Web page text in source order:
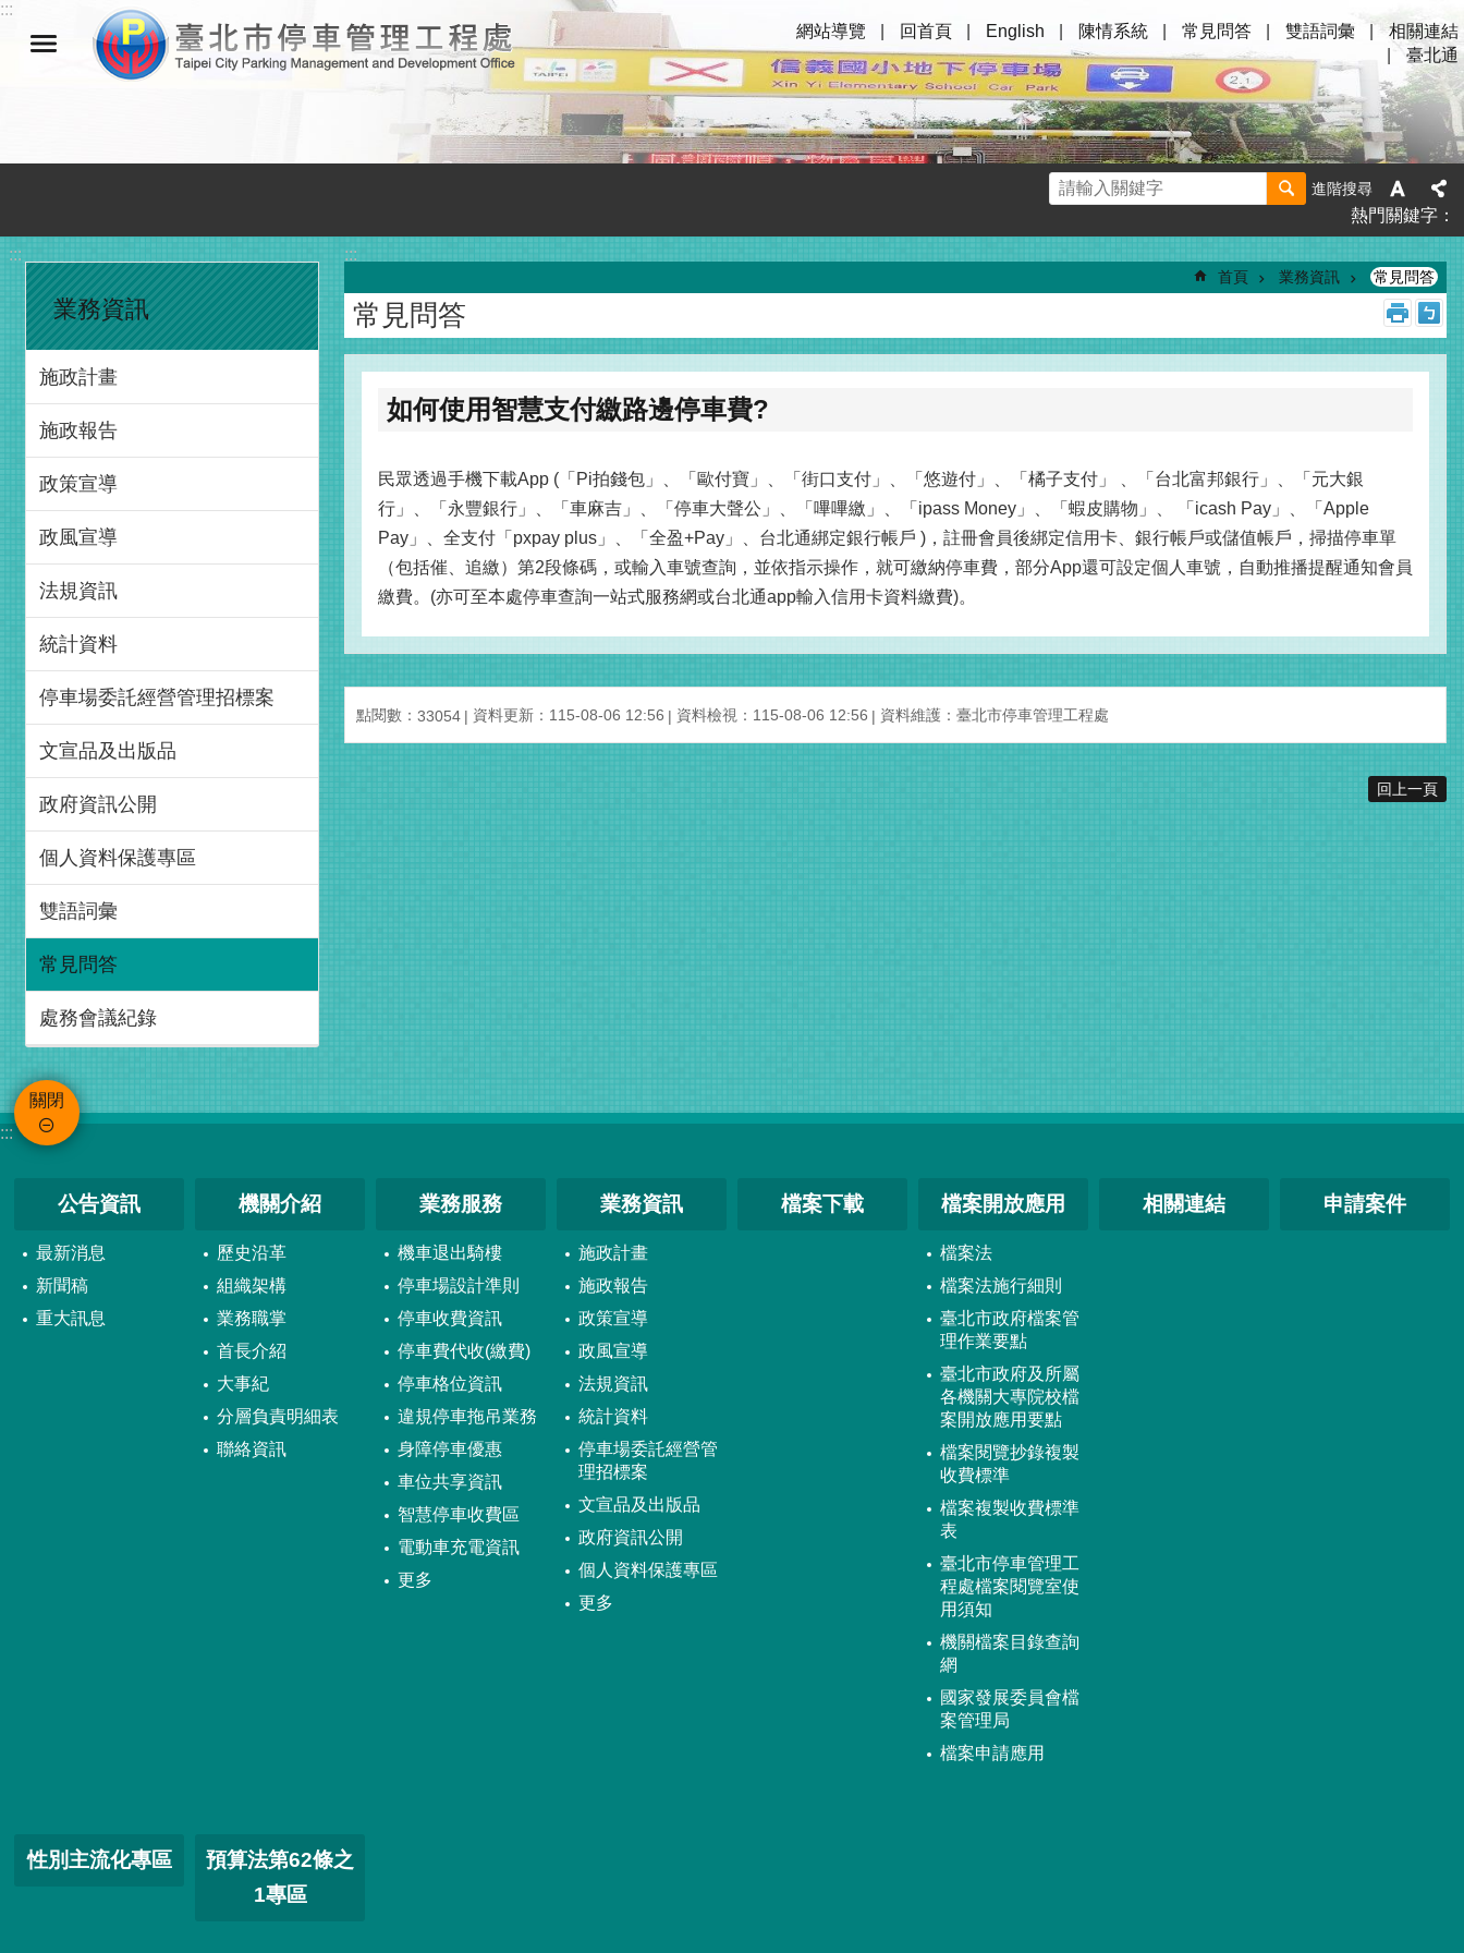
跳到主要內容區塊
:::
網站導覽
回首頁 English 陳情系統 常見問答 雙語詞彙
相關連結
臺北通
進階搜尋
熱門關鍵字
:::
業務資訊
施政計畫
施政報告
政策宣導
政風宣導
法規資訊
統計資料
停車場委託經營管理招標案
文宣品及出版品
政府資訊公開
個人資料保護專區
雙語詞彙
常見問答
處務會議紀錄
:::
首頁 業務資訊 常見問答
常見問答
如何使用智慧支付繳路邊停車費?
民眾透過手機下載App (「Pi拍錢包」、「歐付寶」、「街口支付」、「悠遊付」、「橘子支付」 、「台北富邦銀行」、「元大銀
行」、「永豐銀行」、「車麻吉」、「停車大聲公」、「嗶嗶繳」、「ipass Money」、「蝦皮購物」
、
「icash Pay」、「Apple
Pay」、全支付「pxpay plus」、「全盈+Pay」、台北通綁定銀行帳戶 )，註冊會員後綁定信用卡、銀行帳戶或儲值帳戶，掃描停車單
（包括催、追繳）第2段條碼，或輸入車號查詢，並依指示操作，就可繳納停車費，部分App還可設定個人車號，自動推播提醒通知會員
繳費。(亦可至本處停車查詢一站式服務網或台北通app輸入信用卡資料繳費)。
點閱數： 33054 資料更新：115-08-06 12:56 資料檢視：115-08-06 12:56 資料維護：臺北市停車管理工程處
回上一頁
關閉
:::
公告資訊
最新消息
新聞稿
重大訊息
機關介紹
歷史沿革
組織架構
業務職掌
首長介紹
大事紀
分層負責明細表
聯絡資訊
業務服務
機車退出騎樓
停車場設計準則
停車收費資訊
停車費代收(繳費)
停車格位資訊
違規停車拖吊業務
身障停車優惠
車位共享資訊
智慧停車收費區
電動車充電資訊
更多
業務資訊
施政計畫
施政報告
政策宣導
政風宣導
法規資訊
統計資料
停車場委託經營管
理招標案
文宣品及出版品
政府資訊公開
個人資料保護專區
更多
檔案下載 檔案開放應用
檔案法
檔案法施行細則
臺北市政府檔案管
理作業要點
臺北市政府及所屬
各機關大專院校檔
案開放應用要點
檔案閱覽抄錄複製
收費標準
檔案複製收費標準
表
臺北市停車管理工
程處檔案閱覽室使
用須知
機關檔案目錄查詢
網
國家發展委員會檔
案管理局
檔案申請應用
相關連結 申請案件
性別主流化專區
預算法第62條之
1專區